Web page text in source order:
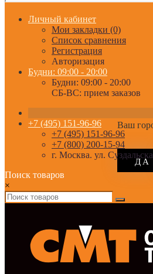
Личный кабинет
Мои закладки (0)
Список сравнения
Регистрация
Авторизация
Будни: 09:00 - 20:00
Будни: 09:00 - 20:00
СБ-ВС: прием заказов
Ваш
+7 (495) 151-96-96
+7 (495) 151-96-96
+7 (800) 200-15-94
г. Москва. ул.
Поиск товаров
×